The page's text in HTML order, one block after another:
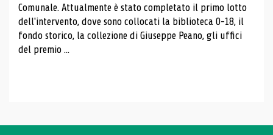
Comunale. Attualmente è stato completato il primo lotto
dell'intervento, dove sono collocati la biblioteca 0-18, il
fondo storico, la collezione di Giuseppe Peano, gli uffici
del premio ...